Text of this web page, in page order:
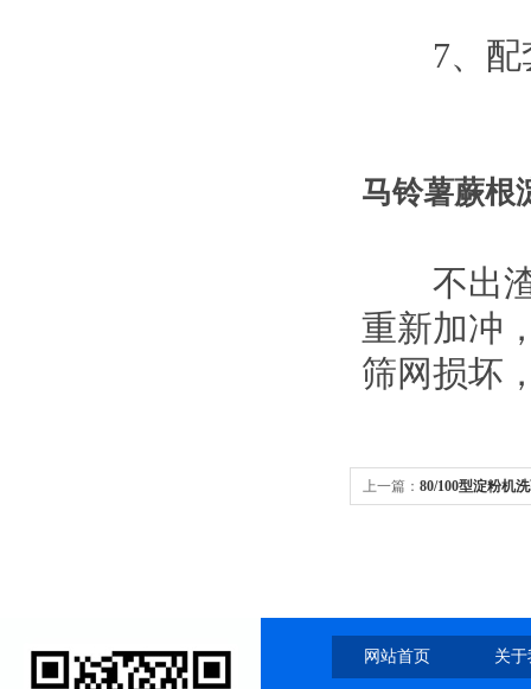
7、配套
马铃薯蕨根
不出渣
重新加冲
筛网损坏
上一篇： 80/100型淀粉机
网站首页 关